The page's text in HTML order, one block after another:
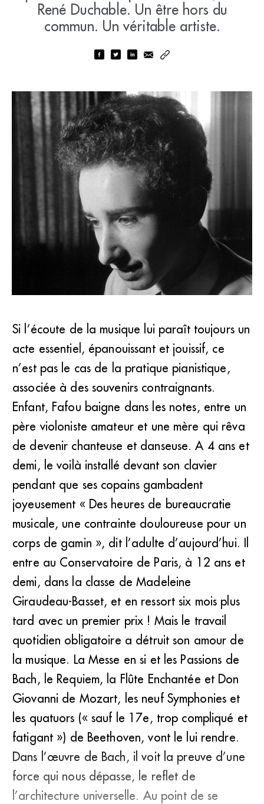
René Duchable. Un être hors du
commun. Un véritable artiste.
François-René Duchable (DR)
Si l’écoute de la musique lui paraît toujours un
acte essentiel, épanouissant et jouissif, ce
n’est pas le cas de la pratique pianistique,
associée à des souvenirs contraignants.
Enfant, Fafou baigne dans les notes, entre un
père violoniste amateur et une mère qui rêva
de devenir chanteuse et danseuse. A 4 ans et
demi, le voilà installé devant son clavier
pendant que ses copains gambadent
joyeusement « Des heures de bureaucratie
musicale, une contrainte douloureuse pour un
corps de gamin », dit l’adulte d’aujourd’hui. Il
entre au Conservatoire de Paris, à 12 ans et
demi, dans la classe de Madeleine
Giraudeau-Basset, et en ressort six mois plus
tard avec un premier prix ! Mais le travail
quotidien obligatoire a détruit son amour de
la musique. La Messe en si et les Passions de
Bach, le Requiem, la Flûte Enchantée et Don
Giovanni de Mozart, les neuf Symphonies et
les quatuors (« sauf le 17e, trop compliqué et
fatigant ») de Beethoven, vont le lui rendre.
Dans l’œuvre de Bach, il voit la preuve d’une
force qui nous dépasse, le reflet de
l’architecture universelle. Au point de se